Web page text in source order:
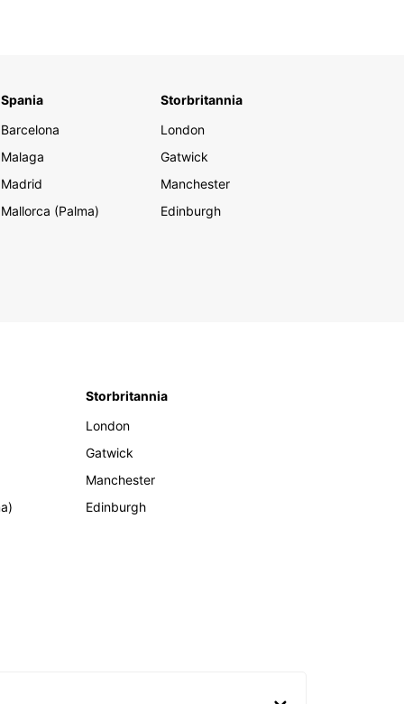
Spania
Barcelona
Malaga
Madrid
Mallorca (Palma)
Storbritannia
London
Gatwick
Manchester
Edinburgh
Storbritannia
London
Gatwick
Manchester
Edinburgh